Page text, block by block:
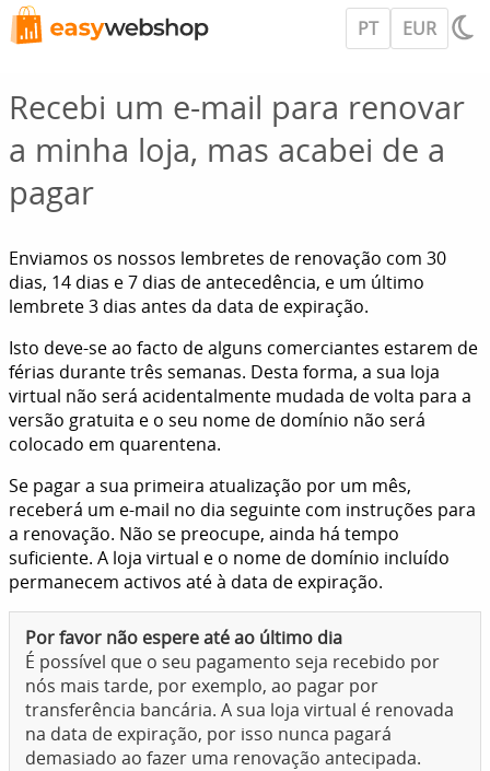
PT EUR
Recebi um e-mail para renovar
a minha loja, mas acabei de a
pagar
Enviamos os nossos lembretes de renovação com 30
dias, 14 dias e 7 dias de antecedência, e um último
lembrete 3 dias antes da data de expiração.
Isto deve-se ao facto de alguns comerciantes estarem de
férias durante três semanas. Desta forma, a sua loja
virtual não será acidentalmente mudada de volta para a
versão gratuita e o seu nome de domínio não será
colocado em quarentena.
Se pagar a sua primeira atualização por um mês,
receberá um e-mail no dia seguinte com instruções para
a renovação. Não se preocupe, ainda há tempo
suficiente. A loja virtual e o nome de domínio incluído
permanecem activos até à data de expiração.
Por favor não espere até ao último dia
É possível que o seu pagamento seja recebido por
nós mais tarde, por exemplo, ao pagar por
transferência bancária. A sua loja virtual é renovada
na data de expiração, por isso nunca pagará
demasiado ao fazer uma renovação antecipada.